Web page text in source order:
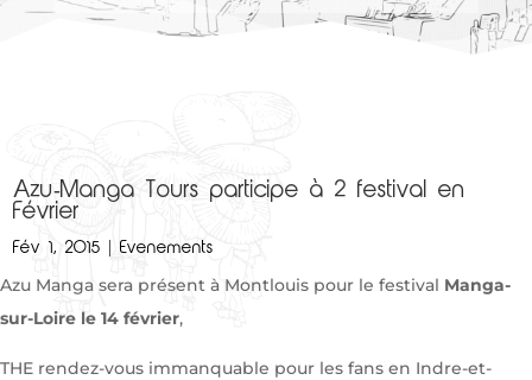
Azu-Manga Tours participe à 2 festival en
Février
Fév 1, 2015 |Evenements
Azu Manga sera présent à Montlouis pour le festival Manga-
sur-Loire le 14 février,
THE rendez-vous immanquable pour les fans en Indre-et-